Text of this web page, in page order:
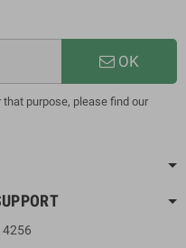
OK
purpose, please find our
4256